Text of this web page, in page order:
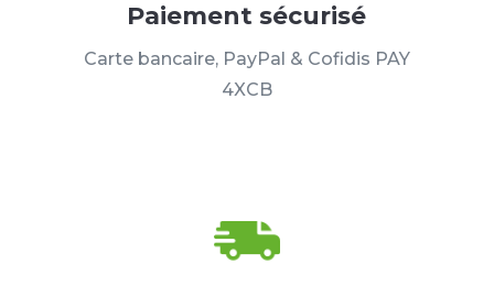
Paiement sécurisé
Carte bancaire, PayPal & Cofidis PAY
4XCB